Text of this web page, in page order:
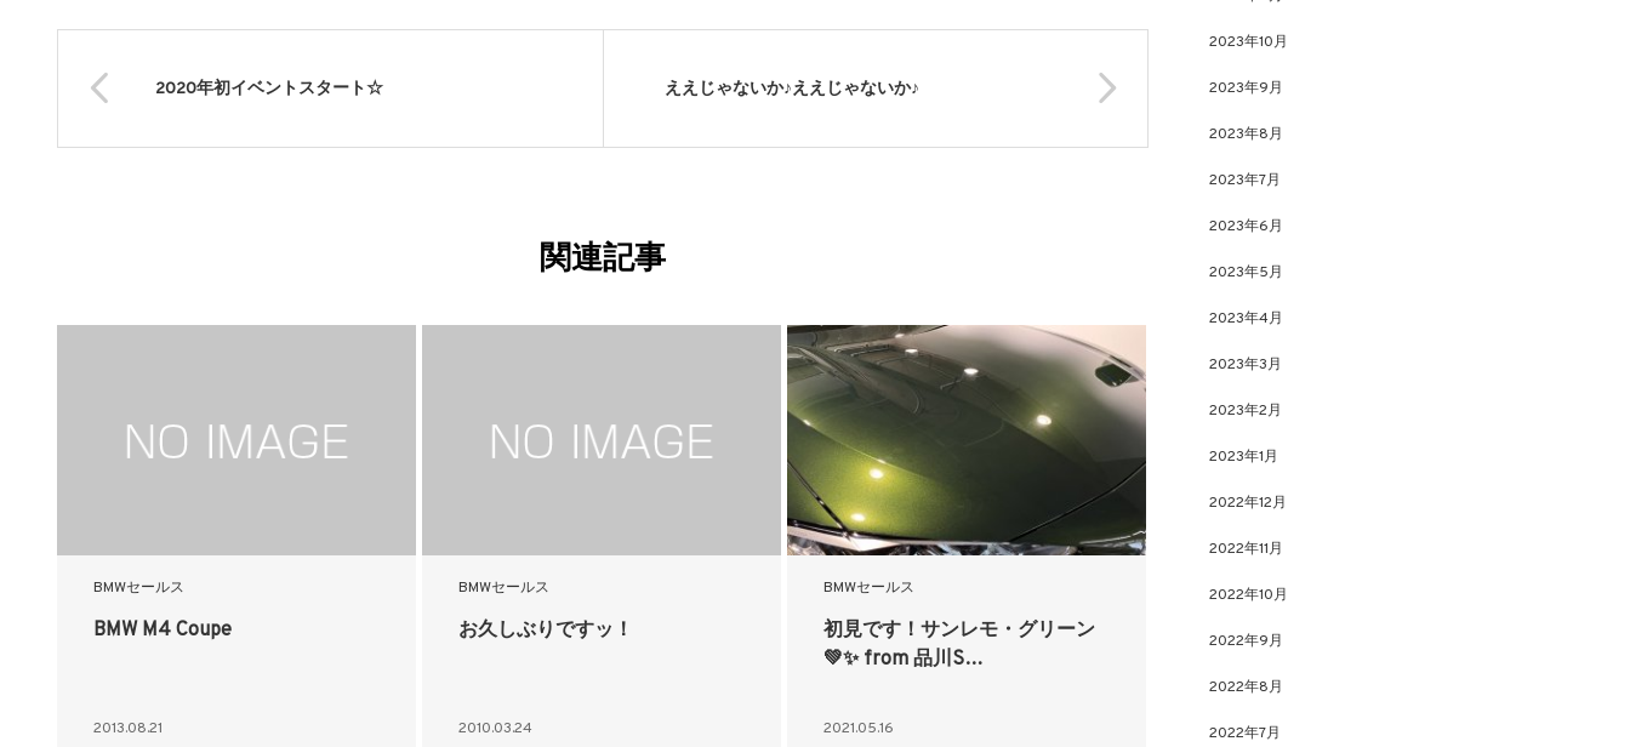
2020年初イベントスタート☆ ええじゃないか♪ええじゃないか♪
関連記事
BMWセールス
BMW M4 Coupe
2013.08.21
BMWセールス
お久しぶりですッ！
2010.03.24
BMWセールス
初見です！サンレモ・グリーン
💚✨ from 品川S…
2021.05.16
2023年10月
2023年9月
2023年8月
2023年7月
2023年6月
2023年5月
2023年4月
2023年3月
2023年2月
2023年1月
2022年12月
2022年11月
2022年10月
2022年9月
2022年8月
2022年7月